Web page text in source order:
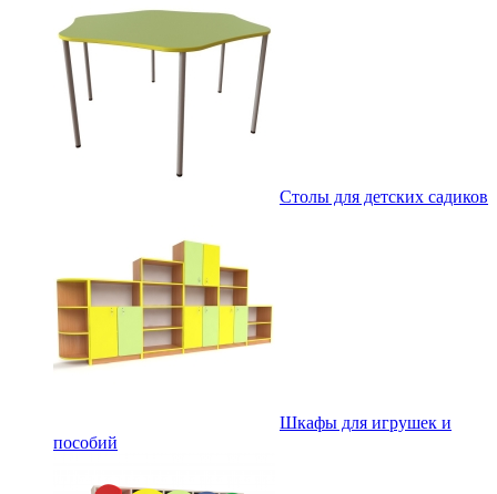
Столы для детских садиков
Шкафы для игрушек и
пособий